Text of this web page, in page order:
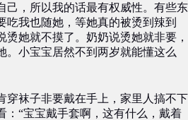
己，所以我的话最有权威性。有些东
吃我也随她，等她真的被烫到辣到
烫她就不摸了。奶奶说烫她就非要，
。小宝宝居然不到两岁就能懂这么
穿袜子非要戴在手上，家里人搞不下
：“宝宝戴手套啊，这有什么，戴着